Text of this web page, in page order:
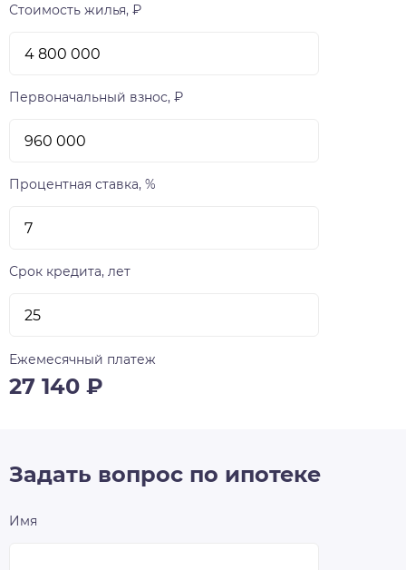
Стоимость жилья, ₽
Первоначальный взнос, ₽
Процентная ставка, %
Срок кредита, лет
Ежемесячный платеж
27 140 ₽
Задать вопрос по ипотеке
Имя